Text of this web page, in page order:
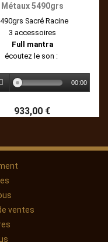
Métaux 5490grs
Sacré Racine
3 accessoires
Full mantra
écoutez le son :
00:00
933,00 €
ventes